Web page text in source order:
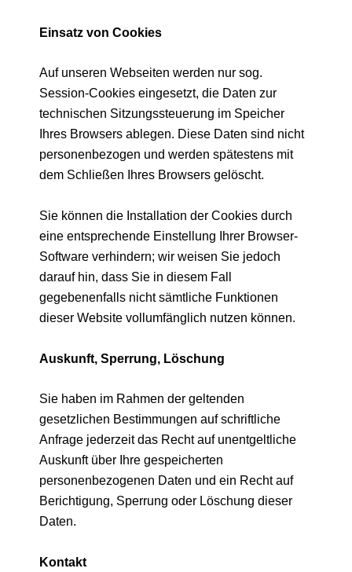
Einsatz von Cookies
Auf unseren Webseiten werden nur sog.
Session-Cookies eingesetzt, die Daten zur
technischen Sitzungssteuerung im Speicher
Ihres Browsers ablegen. Diese Daten sind nicht
personenbezogen und werden spätestens mit
dem Schließen Ihres Browsers gelöscht.
Sie können die Installation der Cookies durch
eine entsprechende Einstellung Ihrer Browser-
Software verhindern; wir weisen Sie jedoch
darauf hin, dass Sie in diesem Fall
gegebenenfalls nicht sämtliche Funktionen
dieser Website vollumfänglich nutzen können.
Auskunft, Sperrung, Löschung
Sie haben im Rahmen der geltenden
gesetzlichen Bestimmungen auf schriftliche
Anfrage jederzeit das Recht auf unentgeltliche
Auskunft über Ihre gespeicherten
personenbezogenen Daten und ein Recht auf
Berichtigung, Sperrung oder Löschung dieser
Daten.
Kontakt